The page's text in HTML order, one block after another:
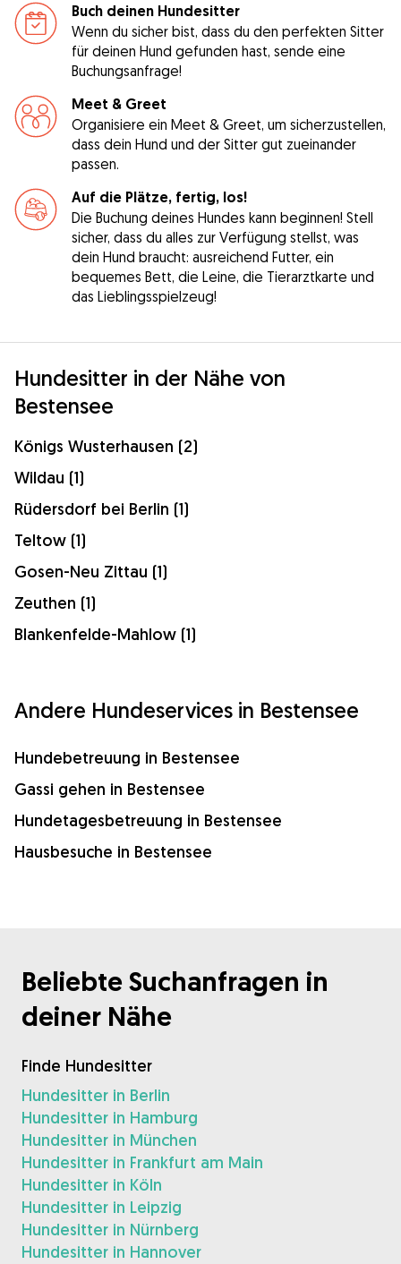
Buch deinen Hundesitter
Wenn du sicher bist, dass du den perfekten Sitter
für deinen Hund gefunden hast, sende eine
Buchungsanfrage!
Meet & Greet
Organisiere ein Meet & Greet, um sicherzustellen,
dass dein Hund und der Sitter gut zueinander
passen.
Auf die Plätze, fertig, los!
Die Buchung deines Hundes kann beginnen! Stell
sicher, dass du alles zur Verfügung stellst, was
dein Hund braucht: ausreichend Futter, ein
bequemes Bett, die Leine, die Tierarztkarte und
das Lieblingsspielzeug!
Hundesitter in der Nähe von
Bestensee
Königs Wusterhausen (2)
Wildau (1)
Rüdersdorf bei Berlin (1)
Teltow (1)
Gosen-Neu Zittau (1)
Zeuthen (1)
Blankenfelde-Mahlow (1)
Andere Hundeservices in Bestensee
Hundebetreuung in Bestensee
Gassi gehen in Bestensee
Hundetagesbetreuung in Bestensee
Hausbesuche in Bestensee
Beliebte Suchanfragen in
deiner Nähe
Finde Hundesitter
Hundesitter in Berlin
Hundesitter in Hamburg
Hundesitter in München
Hundesitter in Frankfurt am Main
Hundesitter in Köln
Hundesitter in Leipzig
Hundesitter in Nürnberg
Hundesitter in Hannover